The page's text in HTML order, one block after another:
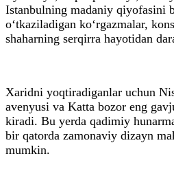
Istanbulning madaniy qiyofasini
o‘tkaziladigan ko‘rgazmalar,
shaharning serqirra hayotidan
Xaridni yoqtiradiganlar uchun
avenyusi va Katta bozor eng
kiradi. Bu yerda qadimiy
bir qatorda zamonaviy dizayn
mumkin.